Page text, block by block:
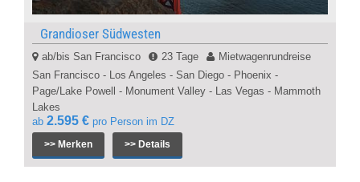
Grandioser Südwesten
ab/bis San Francisco 23 Tage
Mietwagenrundreise
San Francisco - Los Angeles - San Diego - Phoenix -
Page/Lake Powell - Monument Valley - Las Vegas - Mammoth
Lakes
ab 2.595 € pro Person im DZ
>> Merken >> Details